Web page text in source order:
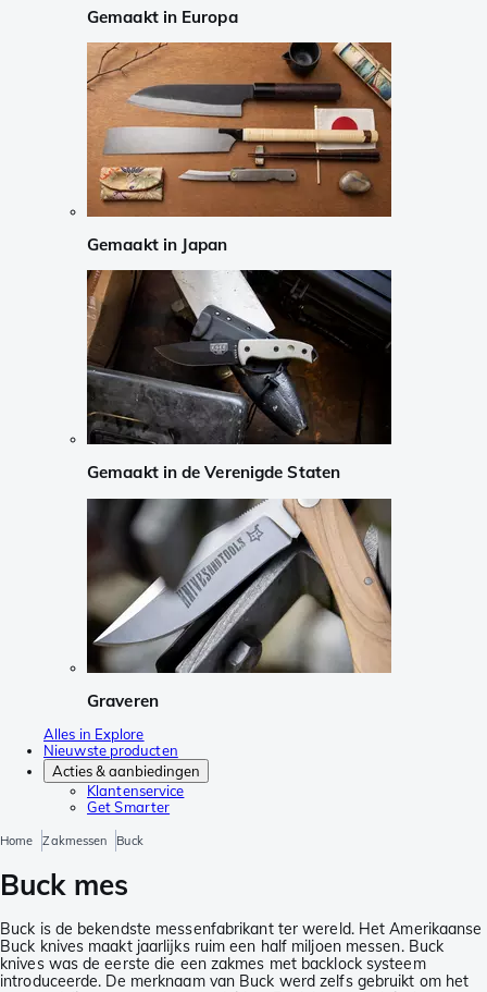
Gemaakt in Europa
Gemaakt in Japan
Gemaakt in de Verenigde Staten
Graveren
Alles in Explore
Nieuwste producten
Acties & aanbiedingen
Klantenservice
Get Smarter
Home Zakmessen Buck
Buck mes
Buck is de bekendste messenfabrikant ter wereld. Het Amerikaanse
Buck knives maakt jaarlijks ruim een half miljoen messen. Buck
knives was de eerste die een zakmes met backlock systeem
introduceerde. De merknaam van Buck werd zelfs gebruikt om het